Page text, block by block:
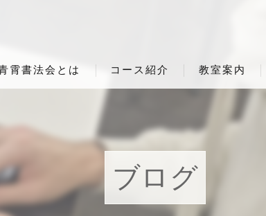
霄書法会とは コース紹介 教室案内
ブログ